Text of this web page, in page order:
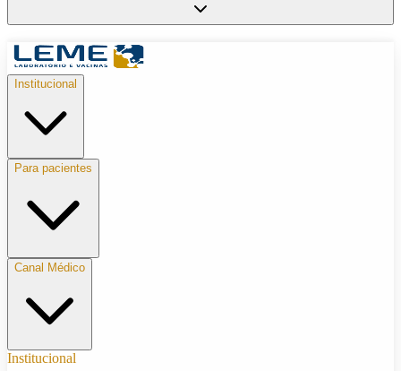
Institucional
Para pacientes
Canal Médico
Institucional